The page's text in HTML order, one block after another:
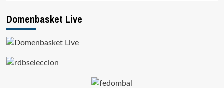
Domenbasket Live